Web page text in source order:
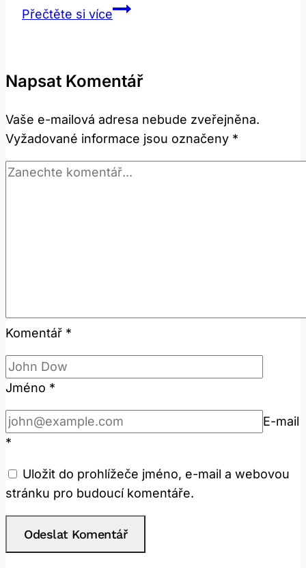
Přečtěte si víceInsidious:
záludný
Napsat Komentář
Vaše e-mailová adresa nebude zveřejněna.
Vyžadované informace jsou označeny *
Komentář *
Jméno *
E-mail
*
Uložit do prohlížeče jméno, e-mail a webovou
stránku pro budoucí komentáře.